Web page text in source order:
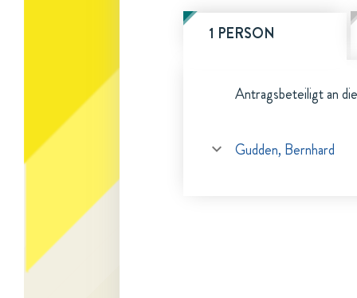
1 PERSON
Antragsbeteiligt an
Gudden, Bernhard